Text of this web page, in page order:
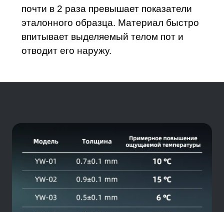
почти в 2 раза превышает показатели
эталонного образца. Материал быстро
впитывает выделяемый телом пот и
отводит его наружу.